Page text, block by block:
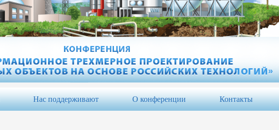
Нас поддерживают О конференции Контакты